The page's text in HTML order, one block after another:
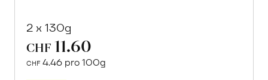
2 x 130g
CHF 11.60
CHF 4.46 pro 100g